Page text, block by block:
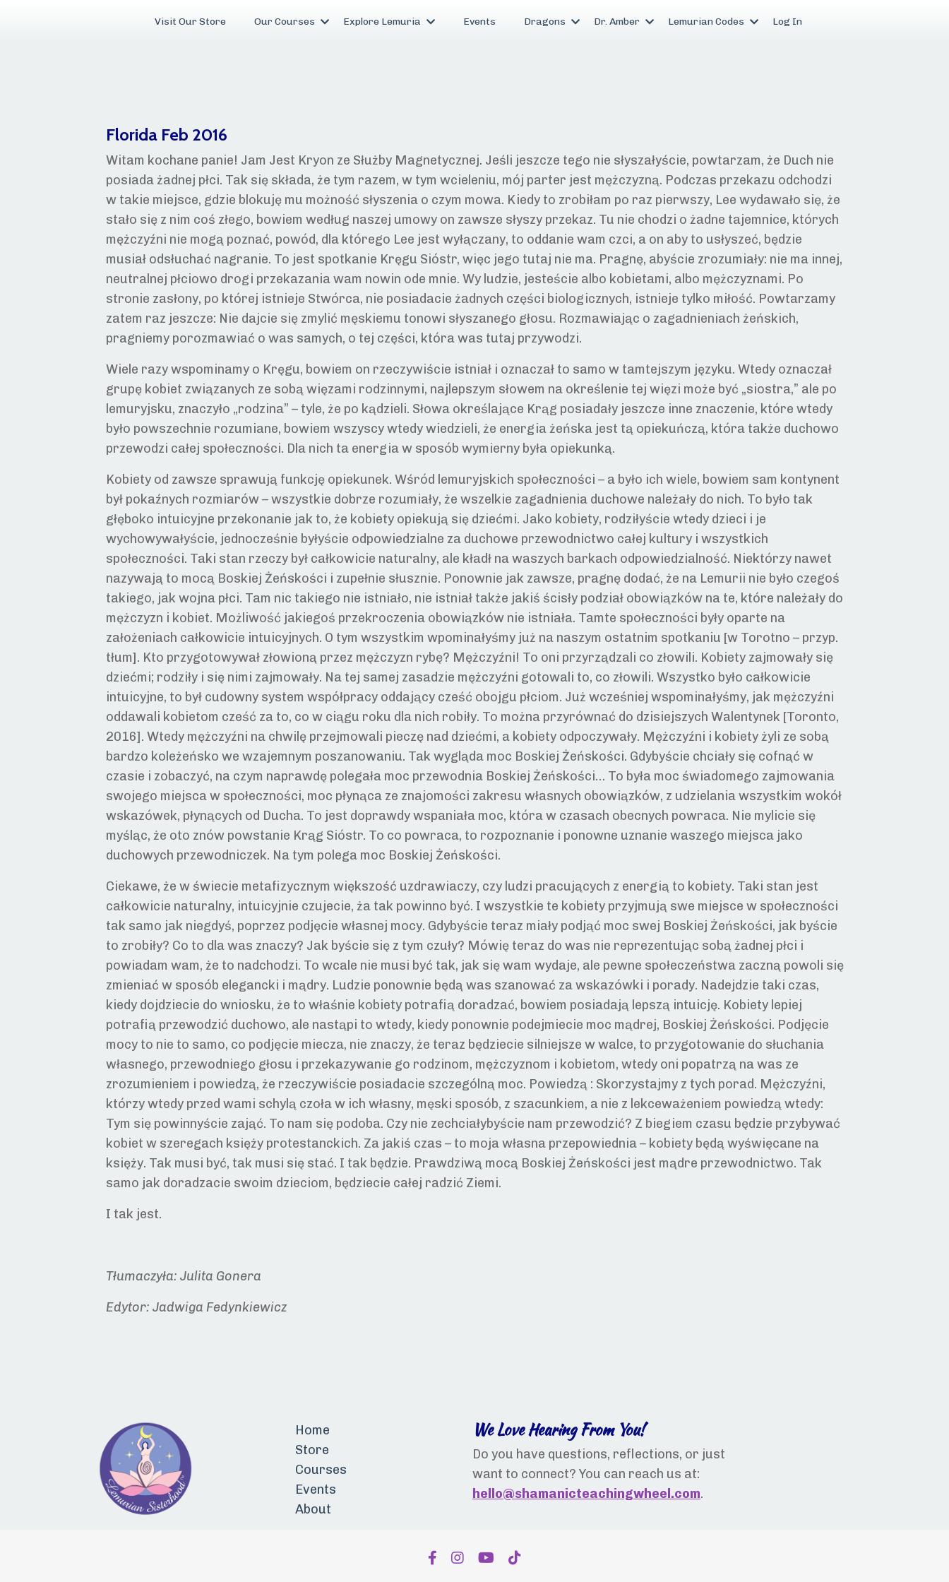
Visit Our Store Our Courses Explore Lemuria Events Dragons Dr. Amber Lemurian Codes Log In
Florida Feb 2016
Witam kochane panie! Jam Jest Kryon ze Służby Magnetycznej. Jeśli jeszcze tego nie słyszałyście, powtarzam, że Duch nie
posiada żadnej płci. Tak się składa, że tym razem, w tym wcieleniu, mój parter jest mężczyzną. Podczas przekazu odchodzi
w takie miejsce, gdzie blokuję mu możność słyszenia o czym mowa. Kiedy to zrobiłam po raz pierwszy, Lee wydawało się, że
stało się z nim coś złego, bowiem według naszej umowy on zawsze słyszy przekaz. Tu nie chodzi o żadne tajemnice, których
mężczyźni nie mogą poznać, powód, dla którego Lee jest wyłączany, to oddanie wam czci, a on aby to usłyszeć, będzie
musiał odsłuchać nagranie. To jest spotkanie Kręgu Sióstr, więc jego tutaj nie ma. Pragnę, abyście zrozumiały: nie ma innej,
neutralnej płciowo drogi przekazania wam nowin ode mnie. Wy ludzie, jesteście albo kobietami, albo mężczyznami. Po
stronie zasłony, po której istnieje Stwórca, nie posiadacie żadnych części biologicznych, istnieje tylko miłość. Powtarzamy
zatem raz jeszcze: Nie dajcie się zmylić męskiemu tonowi słyszanego głosu. Rozmawiając o zagadnieniach żeńskich,
pragniemy porozmawiać o was samych, o tej części, która was tutaj przywodzi.
Wiele razy wspominamy o Kręgu, bowiem on rzeczywiście istniał i oznaczał to samo w tamtejszym języku. Wtedy oznaczał
grupę kobiet związanych ze sobą więzami rodzinnymi, najlepszym słowem na określenie tej więzi może być „siostra,” ale po
lemuryjsku, znaczyło „rodzina” – tyle, że po kądzieli. Słowa określające Krąg posiadały jeszcze inne znaczenie, które wtedy
było powszechnie rozumiane, bowiem wszyscy wtedy wiedzieli, że energia żeńska jest tą opiekuńczą, która także duchowo
przewodzi całej społeczności. Dla nich ta energia w sposób wymierny była opiekunką.
Kobiety od zawsze sprawują funkcję opiekunek. Wśród lemuryjskich społeczności – a było ich wiele, bowiem sam kontynent
był pokaźnych rozmiarów – wszystkie dobrze rozumiały, że wszelkie zagadnienia duchowe należały do nich. To było tak
głęboko intuicyjne przekonanie jak to, że kobiety opiekują się dziećmi. Jako kobiety, rodziłyście wtedy dzieci i je
wychowywałyście, jednocześnie byłyście odpowiedzialne za duchowe przewodnictwo całej kultury i wszystkich
społeczności. Taki stan rzeczy był całkowicie naturalny, ale kładł na waszych barkach odpowiedzialność. Niektórzy nawet
nazywają to mocą Boskiej Żeńskości i zupełnie słusznie. Ponownie jak zawsze, pragnę dodać, że na Lemurii nie było czegoś
takiego, jak wojna płci. Tam nic takiego nie istniało, nie istniał także jakiś ścisły podział obowiązków na te, które należały do
mężczyzn i kobiet. Możliwość jakiegoś przekroczenia obowiązków nie istniała. Tamte społeczności były oparte na
założeniach całkowicie intuicyjnych. O tym wszystkim wpominałyśmy już na naszym ostatnim spotkaniu [w Torotno – przyp.
tłum]. Kto przygotowywał złowioną przez mężczyzn rybę? Mężczyźni! To oni przyrządzali co złowili. Kobiety zajmowały się
dziećmi; rodziły i się nimi zajmowały. Na tej samej zasadzie mężczyźni gotowali to, co złowili. Wszystko było całkowicie
intuicyjne, to był cudowny system współpracy oddający cześć obojgu płciom. Już wcześniej wspominałyśmy, jak mężczyźni
oddawali kobietom cześć za to, co w ciągu roku dla nich robiły. To można przyrównać do dzisiejszych Walentynek [Toronto,
2016]. Wtedy mężczyźni na chwilę przejmowali pieczę nad dziećmi, a kobiety odpoczywały. Mężczyźni i kobiety żyli ze sobą
bardzo koleżeńsko we wzajemnym poszanowaniu. Tak wygląda moc Boskiej Żeńskości. Gdybyście chciały się cofnąć w
czasie i zobaczyć, na czym naprawdę polegała moc przewodnia Boskiej Żeńskości… To była moc świadomego zajmowania
swojego miejsca w społeczności, moc płynąca ze znajomości zakresu własnych obowiązków, z udzielania wszystkim wokół
wskazówek, płynących od Ducha. To jest doprawdy wspaniała moc, która w czasach obecnych powraca. Nie mylicie się
myśląc, że oto znów powstanie Krąg Sióstr. To co powraca, to rozpoznanie i ponowne uznanie waszego miejsca jako
duchowych przewodniczek. Na tym polega moc Boskiej Żeńskości.
Ciekawe, że w świecie metafizycznym większość uzdrawiaczy, czy ludzi pracujących z energią to kobiety. Taki stan jest
całkowicie naturalny, intuicyjnie czujecie, ża tak powinno być. I wszystkie te kobiety przyjmują swe miejsce w społeczności
tak samo jak niegdyś, poprzez podjęcie własnej mocy. Gdybyście teraz miały podjąć moc swej Boskiej Żeńskości, jak byście
to zrobiły? Co to dla was znaczy? Jak byście się z tym czuły? Mówię teraz do was nie reprezentując sobą żadnej płci i
powiadam wam, że to nadchodzi. To wcale nie musi być tak, jak się wam wydaje, ale pewne społeczeństwa zaczną powoli się
zmieniać w sposób elegancki i mądry. Ludzie ponownie będą was szanować za wskazówki i porady. Nadejdzie taki czas,
kiedy dojdziecie do wniosku, że to właśnie kobiety potrafią doradzać, bowiem posiadają lepszą intuicję. Kobiety lepiej
potrafią przewodzić duchowo, ale nastąpi to wtedy, kiedy ponownie podejmiecie moc mądrej, Boskiej Żeńskości. Podjęcie
mocy to nie to samo, co podjęcie miecza, nie znaczy, że teraz będziecie silniejsze w walce, to przygotowanie do słuchania
własnego, przewodniego głosu i przekazywanie go rodzinom, mężczyznom i kobietom, wtedy oni popatrzą na was ze
zrozumieniem i powiedzą, że rzeczywiście posiadacie szczególną moc. Powiedzą : Skorzystajmy z tych porad. Mężczyźni,
którzy wtedy przed wami schylą czoła w ich własny, męski sposób, z szacunkiem, a nie z lekceważeniem powiedzą wtedy:
Tym się powinnyście zająć. To nam się podoba. Czy nie zechciałybyście nam przewodzić? Z biegiem czasu będzie przybywać
kobiet w szeregach księży protestanckich. Za jakiś czas – to moja własna przepowiednia – kobiety będą wyświęcane na
księży. Tak musi być, tak musi się stać. I tak będzie. Prawdziwą mocą Boskiej Żeńskości jest mądre przewodnictwo. Tak
samo jak doradzacie swoim dzieciom, będziecie całej radzić Ziemi.
I tak jest.
Tłumaczyła: Julita Gonera
Edytor: Jadwiga Fedynkiewicz
Home
Store
Courses
Events
About
We Love Hearing From You!
Do you have questions, reflections, or just
want to connect? You can reach us at:
hello@shamanicteachingwheel.com.